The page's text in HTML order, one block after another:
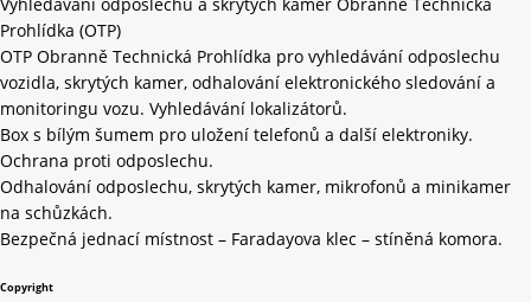
Prohlídka (OTP)
OTP Obranně Technická Prohlídka pro vyhledávání odposlechu
vozidla, skrytých kamer, odhalování elektronického sledování a
monitoringu vozu. Vyhledávání lokalizátorů.
Box s bílým šumem pro uložení telefonů a další elektroniky.
Ochrana proti odposlechu.
Odhalování odposlechu, skrytých kamer, mikrofonů a minikamer
na schůzkách.
Bezpečná jednací místnost – Faradayova klec – stíněná komora.
Copyright